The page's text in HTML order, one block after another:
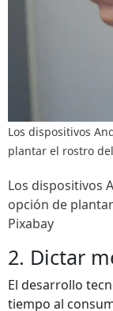
Los dispositivos
plantar el rostro
Los dispositivos
opción de
Pixabay
2. Dictar
El desarrollo
tiempo al